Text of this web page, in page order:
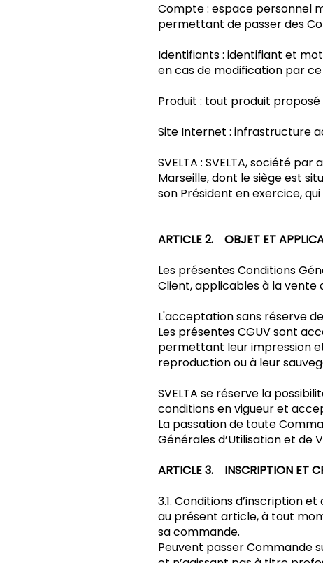
Compte : espace personnel
permettant de passer des
Identifiants : identifiant et
en cas de modification par
Produit : tout produit proposé
Site Internet : infrastructure
SVELTA : SVELTA, société
Marseille, dont le siège est
son Président en exercice,
ARTICLE 2. OBJET ET
Les présentes Conditions
Client, applicables à la vente
L'acceptation sans réserve
Les présentes CGUV sont
permettant leur impression
reproduction ou à leur
SVELTA se réserve la
conditions en vigueur et
La passation de toute
Générales d’Utilisation et de
ARTICLE 3. INSCRIPTION ET
3.1. Conditions d’inscription
au présent article, à tout
sa commande.
Peuvent passer Commande